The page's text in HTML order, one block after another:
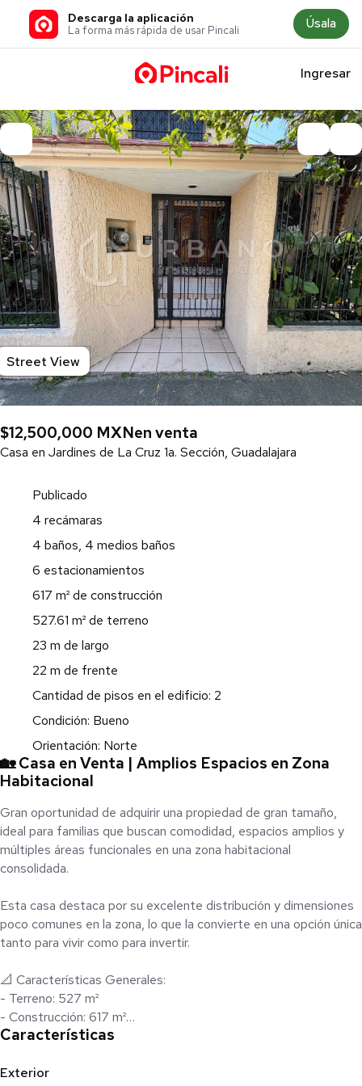
Descarga la aplicación
La forma más rápida de usar Pincali Úsala
Ingresar
Street View
$12,500,000 MXNen venta
Casa en Jardines de La Cruz 1a. Sección, Guadalajara
Publicado
4 recámaras
4 baños, 4 medios baños
6 estacionamientos
617 m² de construcción
527.61 m² de terreno
23 m de largo
22 m de frente
Cantidad de pisos en el edificio: 2
Condición: Bueno
Orientación: Norte
🏡 Casa en Venta | Amplios Espacios en Zona
Habitacional
Gran oportunidad de adquirir una propiedad de gran tamaño,
ideal para familias que buscan comodidad, espacios amplios y
múltiples áreas funcionales en una zona habitacional
consolidada.
Esta casa destaca por su excelente distribución y dimensiones
poco comunes en la zona, lo que la convierte en una opción única
tanto para vivir como para invertir.
📐 Características Generales:
- Terreno: 527 m²
- Construcción: 617 m²
- Frente: 22 m
- Precio: $12,500,000 MXN
Características
Exterior